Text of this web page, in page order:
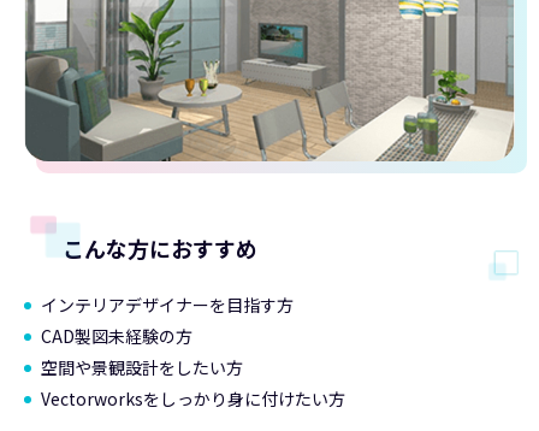
こんな方におすすめ
インテリアデザイナーを目指す方
CAD製図未経験の方
空間や景観設計をしたい方
Vectorworksをしっかり身に付けたい方